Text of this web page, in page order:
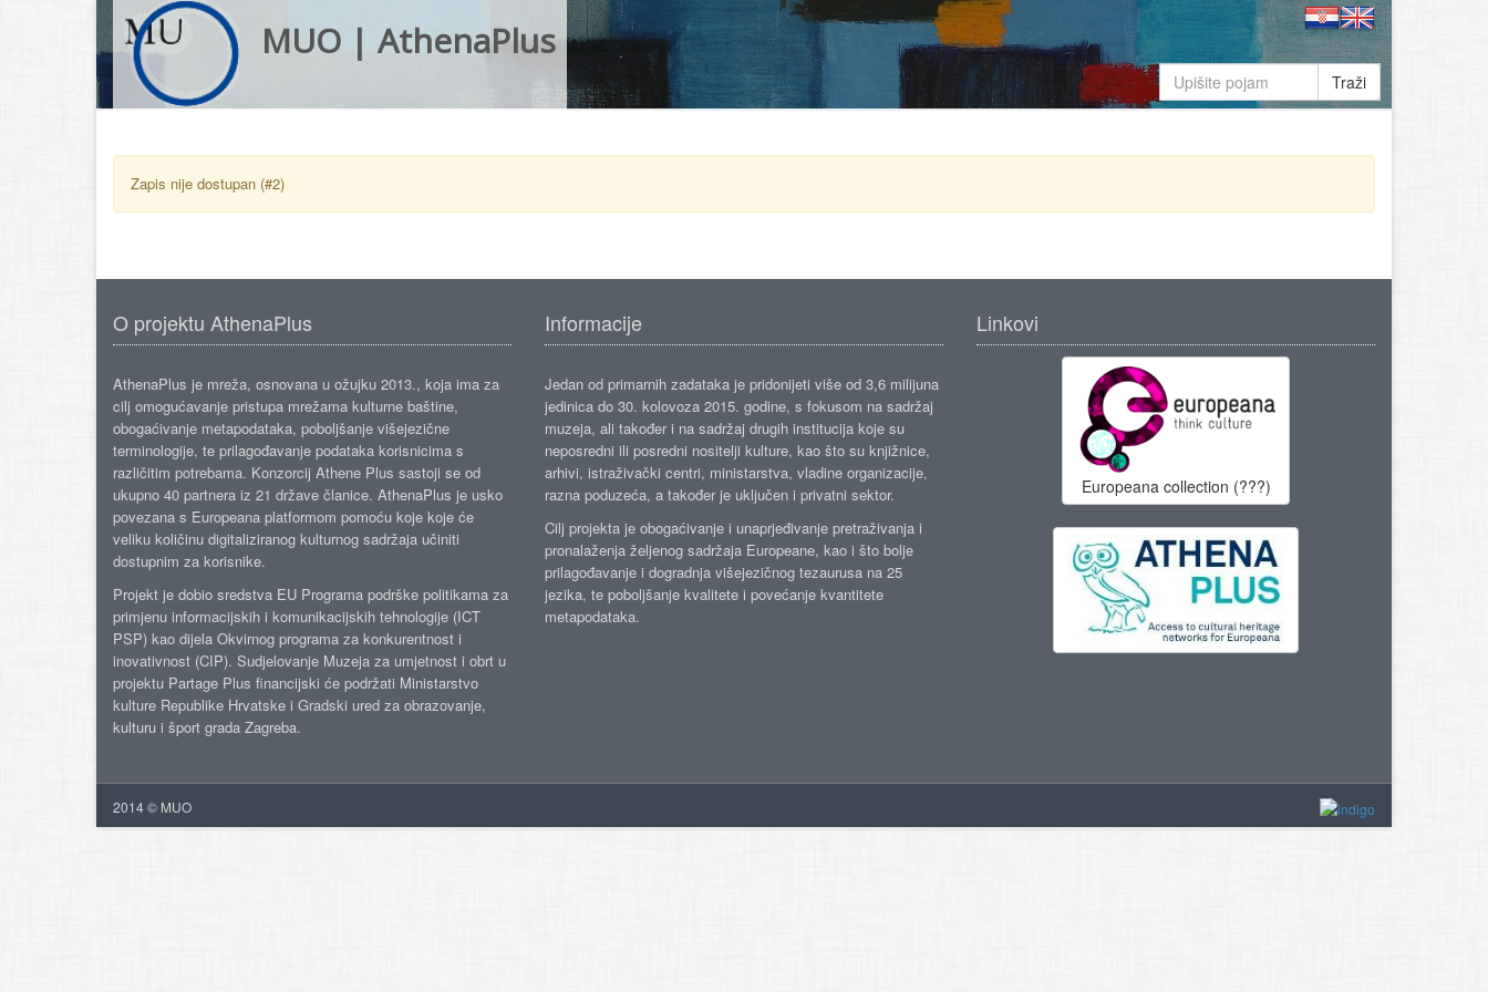
MUO | AthenaPlus
Traži
Zapis nije dostupan (#2)
O projektu AthenaPlus
AthenaPlus je mreža, osnovana u ožujku 2013., koja ima za
cilj omogućavanje pristupa mrežama kulturne baštine,
obogaćivanje metapodataka, poboljšanje višejezične
terminologije, te prilagođavanje podataka korisnicima s
različitim potrebama. Konzorcij Athene Plus sastoji se od
ukupno 40 partnera iz 21 države članice. AthenaPlus je usko
povezana s Europeana platformom pomoću koje koje će
veliku količinu digitaliziranog kulturnog sadržaja učiniti
dostupnim za korisnike.
Projekt je dobio sredstva EU Programa podrške politikama za
primjenu informacijskih i komunikacijskih tehnologije (ICT
PSP) kao dijela Okvirnog programa za konkurentnost i
inovativnost (CIP). Sudjelovanje Muzeja za umjetnost i obrt u
projektu Partage Plus financijski će podržati Ministarstvo
kulture Republike Hrvatske i Gradski ured za obrazovanje,
kulturu i šport grada Zagreba.
Informacije
Jedan od primarnih zadataka je pridonijeti više od 3,6 milijuna
jedinica do 30. kolovoza 2015. godine, s fokusom na sadržaj
muzeja, ali također i na sadržaj drugih institucija koje su
neposredni ili posredni nositelji kulture, kao što su knjižnice,
arhivi, istraživački centri, ministarstva, vladine organizacije,
razna poduzeća, a također je uključen i privatni sektor.
Cilj projekta je obogaćivanje i unaprjeđivanje pretraživanja i
pronalaženja željenog sadržaja Europeane, kao i što bolje
prilagođavanje i dogradnja višejezičnog tezaurusa na 25
jezika, te poboljšanje kvalitete i povećanje kvantitete
metapodataka.
Linkovi
Europeana collection (???)
2014 © MUO